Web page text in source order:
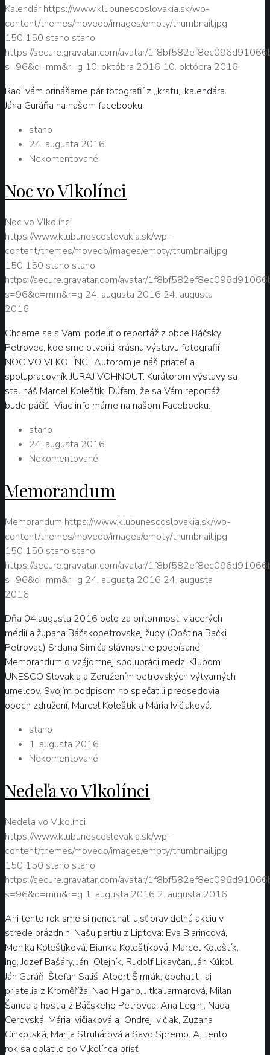
Kalendár https://www.klubunescoslovakia.sk/wp-
content/themes/movedo/images/empty/thumbnail.jpg
150 150 stano stano
https://secure.gravatar.com/avatar/
s=96&d=mm&r=g 10. októbra 2016 10. októbra 2016
Radi vám prinášame pár fotografií z ,,krstu,, kalendára
Jána Guráňa na našom facebooku.
stano
24. augusta 2016
Nekomentované
Noc vo Vlkolínci
Noc vo Vlkolínci
https://www.klubunescoslovakia.sk/wp-
content/themes/movedo/images/empty/thumbnail.jpg
150 150 stano stano
https://secure.gravatar.com/avatar/
s=96&d=mm&r=g 24. augusta 2016 24. augusta
2016
Chceme sa s Vami podeliť o reportáž z obce Báčsky
Petrovec, kde sme otvorili krásnu výstavu fotografií
NOC VO VLKOLÍNCI. Autorom je náš priateľ a
spolupracovník JURAJ VOHNOUT. Kurátorom výstavy sa
stal náš Marcel Koleštík. Dúfam, že sa Vám reportáž
bude páčiť. Viac info máme na našom Facebooku.
stano
24. augusta 2016
Nekomentované
Memorandum
Memorandum https://www.klubunescoslovakia.sk/wp-
content/themes/movedo/images/empty/thumbnail.jpg
150 150 stano stano
https://secure.gravatar.com/avatar/
s=96&d=mm&r=g 24. augusta 2016 24. augusta
2016
Dňa 04.augusta 2016 bolo za prítomnosti viacerých
médií a župana Báčskopetrovskej župy (Opština Bački
Petrovac) Srdana Simića slávnostne podpísané
Memorandum o vzájomnej spolupráci medzi Klubom
UNESCO Slovakia a Združením petrovských výtvarných
umelcov. Svojím podpisom ho spečatili predsedovia
oboch združení, Marcel Koleštík a Mária Ivičiaková.
stano
1. augusta 2016
Nekomentované
Nedeľa vo Vlkolínci
Nedeľa vo Vlkolínci
https://www.klubunescoslovakia.sk/wp-
content/themes/movedo/images/empty/thumbnail.jpg
150 150 stano stano
https://secure.gravatar.com/avatar/
s=96&d=mm&r=g 1. augusta 2016 2. augusta 2016
Ani tento rok sme si nenechali ujsť pravidelnú akciu v
strede prázdnin. Našu partiu z Liptova: Eva Biarincová,
Monika Koleštíková, Bianka Koleštíková, Marcel Koleštík,
Ing. Jozef Bašáry, Ján Olejník, Rudolf Likavčan, Ján Kúkol,
Ján Guráň, Štefan Sališ, Albert Šimrák; obohatili aj
priatelia z Kroměříža: Nao Higano, Jitka Jarmarová, Milan
Šanda a hostia z Báčskeho Petrovca: Ana Leginj, Nada
Cerovská, Mária Ivičiaková a Ondrej Ivičiak, Zuzana
Cinkotská, Marija Struhárová a Savo Spremo. Aj tento
rok sa oplatilo do Vlkolínca prísť.